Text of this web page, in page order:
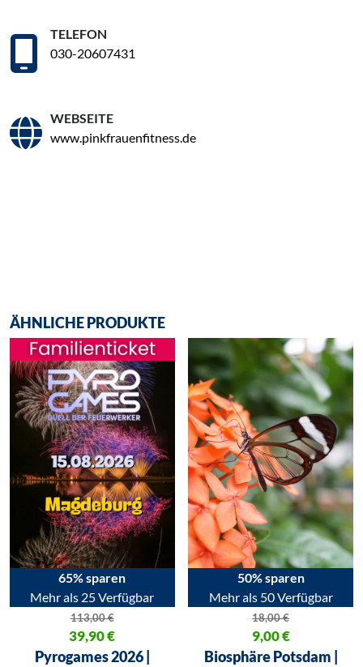
TELEFON
030-20607431
WEBSEITE
www.pinkfrauenfitness.de
ÄHNLICHE PRODUKTE
65% sparen
Mehr als 25 Verfügbar
113,00€
Ursprünglicher Preis war: 113,00 €
39,90€
Aktueller Preis ist: 39,90 €.
Pyrogames 2026 |
50% sparen
Mehr als 50 Verfügbar
18,00€
Ursprünglicher Preis war:
9,00€
Aktueller Preis ist: 9,00 €.
Biosphäre Potsdam |